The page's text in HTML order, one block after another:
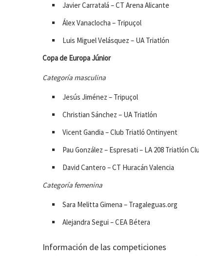
Javier Carratalá – CT Arena Alicante
Álex Vanaclocha – Tripuçol
Luis Miguel Velásquez – UA Triatlón
Copa de Europa Júnior
Categoría masculina
Jesús Jiménez – Tripuçol
Christian Sánchez – UA Triatlón
Vicent Gandia – Club Triatló Ontinyent
Pau González – Espresati – LA 208 Triatlón
David Cantero – CT Huracán Valencia
Categoría femenina
Sara Melitta Gimena – Tragaleguas.org
Alejandra Segui – CEA Bétera
Información de las competiciones